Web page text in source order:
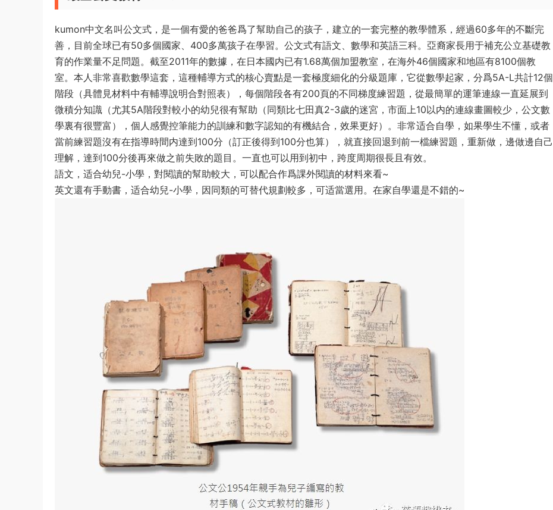
kumon中文名叫公文式，是一個有愛的爸爸爲了幫助自己的孩子，建立的一套完整的教學體系，經過60多年的不斷完
善，目前全球已有50多個國家、400多萬孩子在學習。公文式有語文、數學和英語三科。亞裔家長用于補充公立基礎教
育的作業量不足問題。截至2011年的數據，在日本國内已有1.68萬個加盟教室，在海外46個國家和地區有8100個教
室。本人非常喜歡數學這套，這種輔導方式的核心賣點是一套極度細化的分級題庫，它從數學起家，分爲5A-L共計12個
階段（具體見材料中有輔導說明合對照表），每個階段各有200頁的不同梯度練習題，從最簡單的運筆連線一直延展到
微積分知識（尤其5A階段對較小的幼兒很有幫助（同類比七田真2-3歲的迷宮，市面上10以内的連線畫圖較少，公文數
學裏有很豐富），個人感覺控筆能力的訓練和數字認知的有機結合，效果更好）。非常适合自學，如果學生不懂，或者
當前練習題沒有在指導時間内達到100分（訂正後得到100分也算），就直接回退到前一檔練習題，重新做，邊做邊自己
理解，達到100分後再來做之前失敗的題目。一直也可以用到初中，跨度周期很長且有效。
語文，适合幼兒-小學，對閱讀的幫助較大，可以配合作爲課外閱讀的材料來看~
英文還有手動書，适合幼兒-小學，因同類的可替代規劃較多，可适當選用。在家自學還是不錯的~